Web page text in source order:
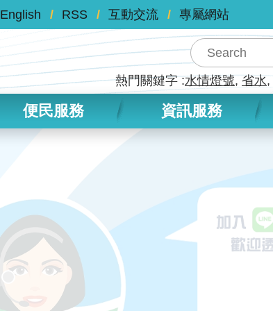
English RSS 互動交流 專屬網站
熱門關鍵字 水情燈號 省水
便民服務 資訊服務